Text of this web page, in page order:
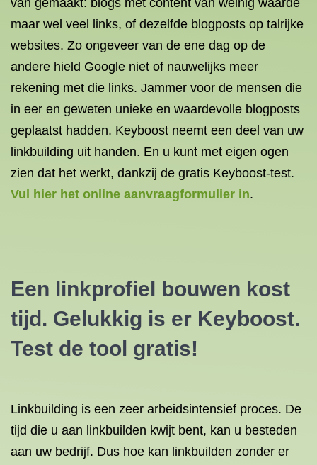
van gemaakt: blogs met content van weinig waarde
maar wel veel links, of dezelfde blogposts op talrijke
websites. Zo ongeveer van de ene dag op de
andere hield Google niet of nauwelijks meer
rekening met die links. Jammer voor de mensen die
in eer en geweten unieke en waardevolle blogposts
geplaatst hadden. Keyboost neemt een deel van uw
linkbuilding uit handen. En u kunt met eigen ogen
zien dat het werkt, dankzij de gratis Keyboost-test.
Vul hier het online aanvraagformulier in.
Een linkprofiel bouwen kost
tijd. Gelukkig is er Keyboost.
Test de tool gratis!
Linkbuilding is een zeer arbeidsintensief proces. De
tijd die u aan linkbuilden kwijt bent, kan u besteden
aan uw bedrijf. Dus hoe kan linkbuilden zonder er